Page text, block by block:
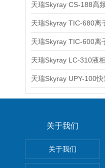
天瑞Skyray TIC-680离
天瑞Skyray TIC-600离
天瑞Skyray LC-310液
关于我们
关于我们